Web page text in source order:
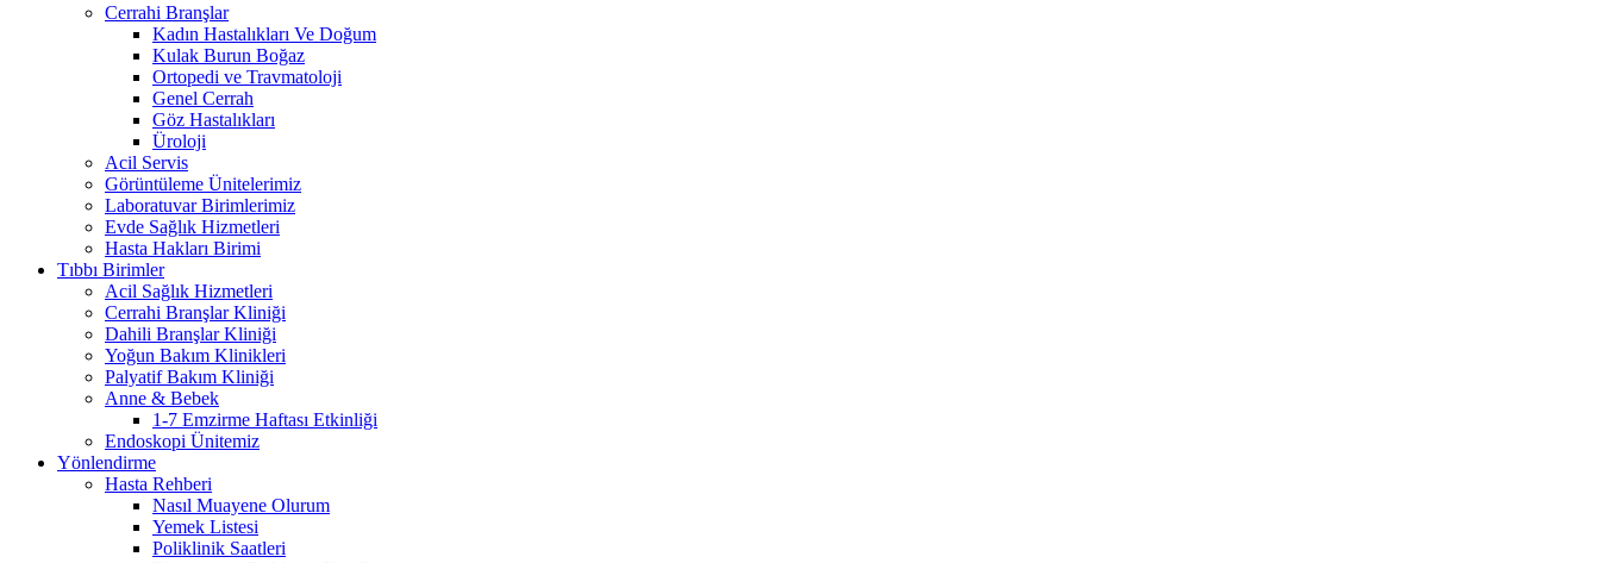
Cerrahi Branşlar
Kadın Hastalıkları Ve Doğum
Kulak Burun Boğaz
Ortopedi ve Travmatoloji
Genel Cerrah
Göz Hastalıkları
Üroloji
Acil Servis
Görüntüleme Ünitelerimiz
Laboratuvar Birimlerimiz
Evde Sağlık Hizmetleri
Hasta Hakları Birimi
Tıbbı Birimler
Acil Sağlık Hizmetleri
Cerrahi Branşlar Kliniği
Dahili Branşlar Kliniği
Yoğun Bakım Klinikleri
Palyatif Bakım Kliniği
Anne & Bebek
1-7 Emzirme Haftası Etkinliği
Endoskopi Ünitemiz
Yönlendirme
Hasta Rehberi
Nasıl Muayene Olurum
Yemek Listesi
Poliklinik Saatleri